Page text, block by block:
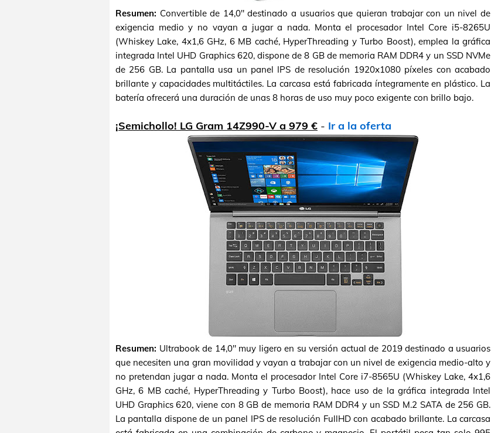
Resumen: Convertible de 14,0" destinado a usuarios que quieran trabajar con un nivel de
exigencia medio y no vayan a jugar a nada. Monta el procesador Intel Core i5-8265U
(Whiskey Lake, 4x1,6 GHz, 6 MB caché, HyperThreading y Turbo Boost), emplea la gráfica
integrada Intel UHD Graphics 620, dispone de 8 GB de memoria RAM DDR4 y un SSD NVMe
de 256 GB. La pantalla usa un panel IPS de resolución 1920x1080 píxeles con acabado
brillante y capacidades multitáctiles. La carcasa está fabricada íntegramente en plástico. La
batería ofrecerá una duración de unas 8 horas de uso muy poco exigente con brillo bajo.
¡Semichollo! LG Gram 14Z990-V a 979 € - Ir a la oferta
Resumen: Ultrabook de 14,0" muy ligero en su versión actual de 2019 destinado a usuarios
que necesiten una gran movilidad y vayan a trabajar con un nivel de exigencia medio-alto y
no pretendan jugar a nada. Monta el procesador Intel Core i7-8565U (Whiskey Lake, 4x1,6
GHz, 6 MB caché, HyperThreading y Turbo Boost), hace uso de la gráfica integrada Intel
UHD Graphics 620, viene con 8 GB de memoria RAM DDR4 y un SSD M.2 SATA de 256 GB.
La pantalla dispone de un panel IPS de resolución FullHD con acabado brillante. La carcasa